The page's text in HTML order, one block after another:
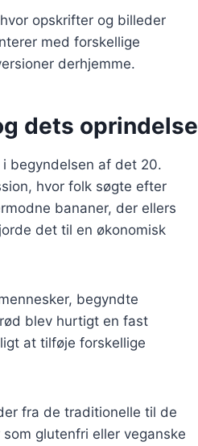
opskrifter og billeder
med forskellige
derhjemme.
dets oprindelse
begyndelsen af det 20.
hvor folk søgte efter
bananer, der ellers
det til en økonomisk
begyndte
blev hurtigt en fast
at tilføje forskellige
fra de traditionelle til de
glutenfri eller veganske